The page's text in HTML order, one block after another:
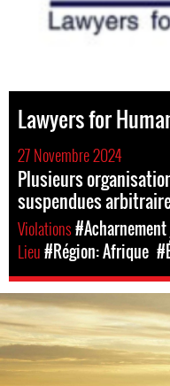
Lawyers for
27 Novembre 2024
Plusieurs
suspendues
Violations
Lieu#Région: Afrique